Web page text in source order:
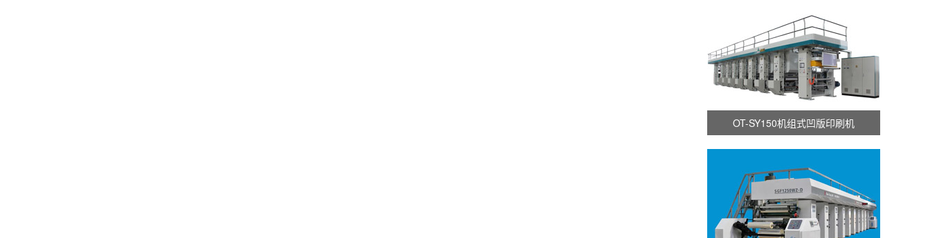
OT-SY150机组式凹版印刷机